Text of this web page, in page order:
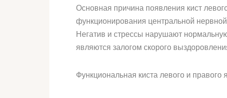
Основная причина появления кист
функционирования центральной
Негатив и стрессы нарушают
являются залогом скорого
Функциональная киста левого и правого